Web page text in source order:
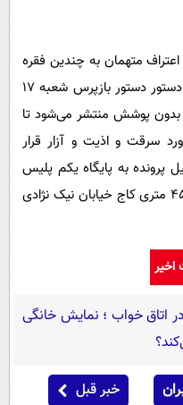
اعتراف متهمان به چندین فقره
سرقت به این شیوه تصریح کرد: برابر دستور دستور بازپرس شعبه ۱۷
متهمان بدون پوشش منتشر می‌شود تا
سرقت و اذیت و آزار قرار
پرونده به پایگاه یکم پلیس
آگاهی استان البرز واقع در کرج بلوار ۴۵ متری کاج خیابان نیک نژادی
اتاق خواب ؛ نمایش خانگی
خبر قبل